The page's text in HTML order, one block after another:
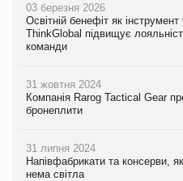
03 березня 2026
Освітній бенефіт як
ThinkGlobal підвищує
команди
31 жовтня 2024
Компанія Rarog Tactical Gear
бронеплити
31 липня 2024
Напівфабрикати та консерви,
нема світла